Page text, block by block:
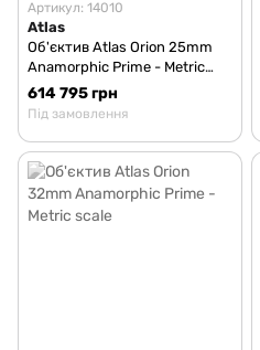
Артикул: 14010
Atlas
Об'єктив Atlas Orion 25mm
Anamorphic Prime - Metric
scale
614 795 грн
Під замовлення